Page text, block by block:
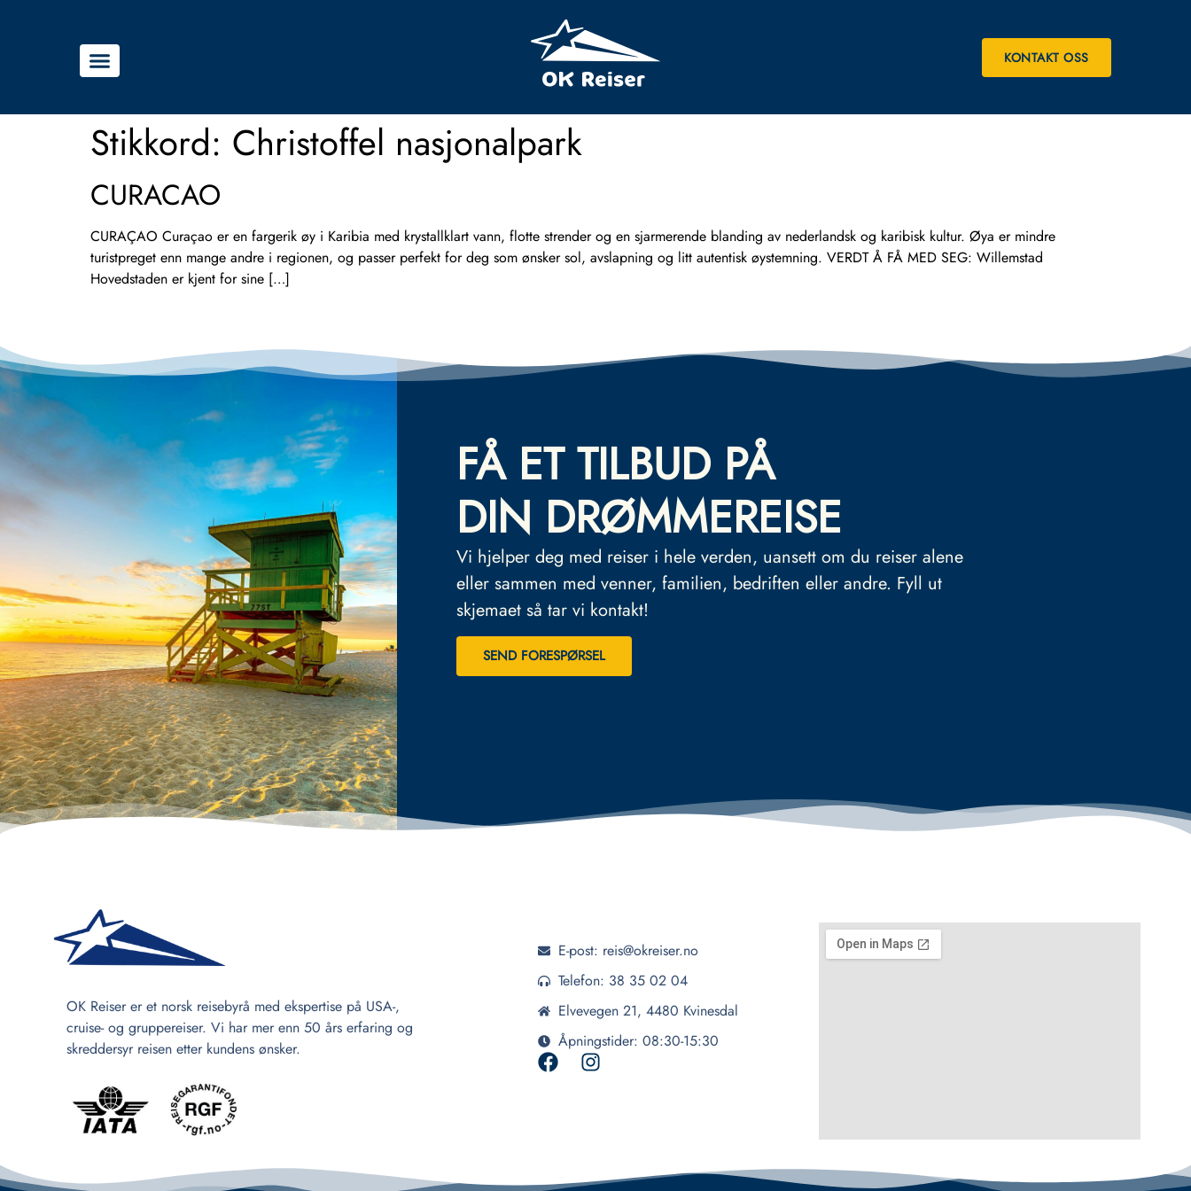
KONTAKT OSS
Stikkord: Christoffel nasjonalpark
CURACAO
CURAÇAO Curaçao er en fargerik øy i Karibia med krystallklart vann, flotte strender og en sjarmerende blanding av nederlandsk og karibisk kultur. Øya er mindre
turistpreget enn mange andre i regionen, og passer perfekt for deg som ønsker sol, avslapning og litt autentisk øystemning. VERDT Å FÅ MED SEG: Willemstad
Hovedstaden er kjent for sine […]
FÅ ET TILBUD PÅ
DIN DRØMMEREISE
Vi hjelper deg med reiser i hele verden, uansett om du reiser alene
eller sammen med venner, familien, bedriften eller andre. Fyll ut
skjemaet så tar vi kontakt!
SEND FORESPØRSEL
OK Reiser er et norsk reisebyrå med ekspertise på USA-,
cruise- og gruppereiser. Vi har mer enn 50 års erfaring og
skreddersyr reisen etter kundens ønsker.
E-post: reis@okreiser.no
Telefon: 38 35 02 04
Elvevegen 21, 4480 Kvinesdal
Åpningstider: 08:30-15:30